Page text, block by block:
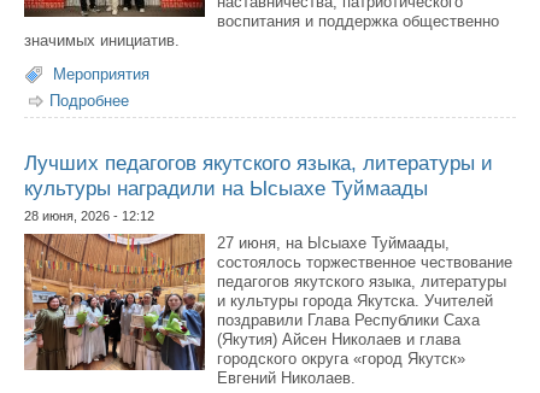
воспитания и поддержка общественно
значимых инициатив.
Мероприятия
Подробнее
Всероссийского конкурса «Быть, а не казаться»
Лучших педагогов якутского языка, литературы и
культуры наградили на Ысыахе Туймаады
28 июня, 2026 - 12:12
27 июня, на Ысыахе Туймаады,
состоялось торжественное чествование
педагогов якутского языка, литературы
и культуры города Якутска. Учителей
поздравили Глава Республики Саха
(Якутия) Айсен Николаев и глава
городского округа «город Якутск»
Евгений Николаев.